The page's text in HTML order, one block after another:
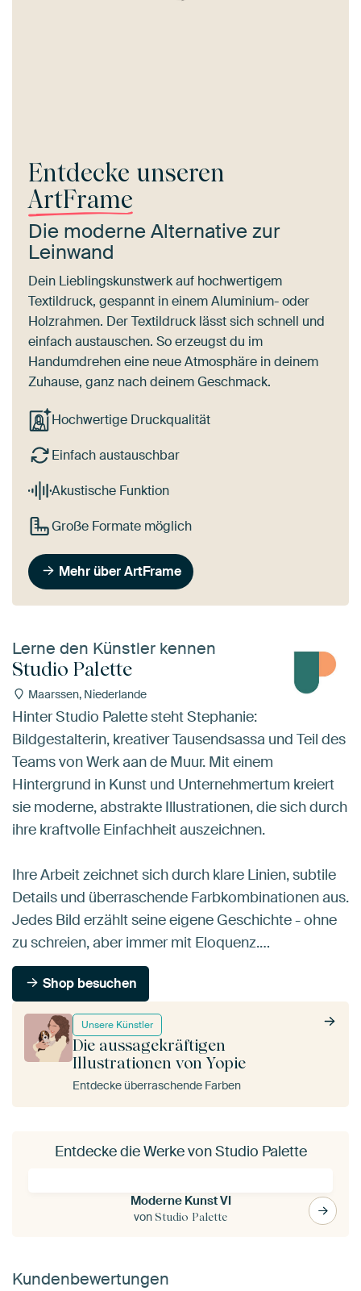
Entdecke unseren
ArtFrame
Die moderne Alternative zur
Leinwand
Dein Lieblingskunstwerk auf hochwertigem
Textildruck, gespannt in einem Aluminium- oder
Holzrahmen. Der Textildruck lässt sich schnell und
einfach austauschen. So erzeugst du im
Handumdrehen eine neue Atmosphäre in deinem
Zuhause, ganz nach deinem Geschmack.
Hochwertige Druckqualität
Einfach austauschbar
Akustische Funktion
Große Formate möglich
Mehr über ArtFrame
Lerne den Künstler kennen
Studio Palette
Maarssen, Niederlande
Unsere Künstler
Die aussagekräftigen
Illustrationen von Yopie
Entdecke überraschende Farben
Hinter Studio Palette steht Stephanie:
Bildgestalterin, kreativer Tausendsassa und Teil des
Teams von Werk aan de Muur. Mit einem
Hintergrund in Kunst und Unternehmertum kreiert
sie moderne, abstrakte Illustrationen, die sich durch
ihre kraftvolle Einfachheit auszeichnen.
Ihre Arbeit zeichnet sich durch klare Linien, subtile
Details und überraschende Farbkombinationen aus.
Jedes Bild erzählt seine eigene Geschichte - ohne
zu schreien, aber immer mit Eloquenz.…
Shop besuchen
Entdecke die Werke von Studio Palette
Moderne Kunst VI
vonStudio Palette
Kundenbewertungen